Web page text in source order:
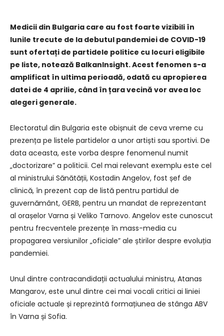
Medicii din Bulgaria care au fost foarte vizibili în
lunile trecute de la debutul pandemiei de COVID-19
sunt ofertați de partidele politice cu locuri eligibile
pe liste, notează BalkanInsight. Acest fenomen s-a
amplificat în ultima perioadă, odată cu apropierea
datei de 4 aprilie, când în țara vecină vor avea loc
alegeri generale.
Electoratul din Bulgaria este obișnuit de ceva vreme cu
prezența pe listele partidelor a unor artiști sau sportivi. De
data aceasta, este vorba despre fenomenul numit
„doctorizare” a politicii. Cel mai relevant exemplu este cel
al ministrului Sănătății, Kostadin Angelov, fost șef de
clinică, în prezent cap de listă pentru partidul de
guvernământ, GERB, pentru un mandat de reprezentant
al orașelor Varna și Veliko Tarnovo. Angelov este cunoscut
pentru frecventele prezențe în mass-media cu
propagarea versiunilor „oficiale” ale știrilor despre evoluția
pandemiei.
Unul dintre contracandidații actualului ministru, Atanas
Mangarov, este unul dintre cei mai vocali critici ai liniei
oficiale actuale și reprezintă formațiunea de stânga ABV
în Varna și Sofia.